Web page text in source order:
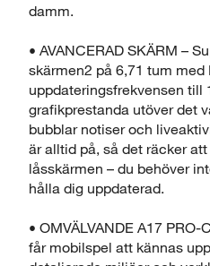
damm.
• AVANCERAD SKÄRM –
skärmen2 på 6,71 tum med
uppdateringsfrekvensen till
grafikprestanda utöver det
bubblar notiser och
är alltid på, så det räcker
låsskärmen – du behöver
hålla dig uppdaterad.
• OMVÄLVANDE A17
får mobilspel att kännas